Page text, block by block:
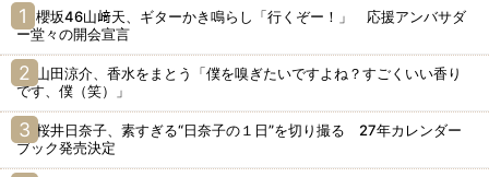
櫻坂46山﨑天、ギターかき鳴らし「行くぞー！」 応援アンバサダ
ー堂々の開会宣言
山田涼介、香水をまとう「僕を嗅ぎたいですよね？すごくいい香り
です、僕（笑）」
桜井日奈子、素すぎる“日奈子の１日”を切り撮る 27年カレンダー
ブック発売決定